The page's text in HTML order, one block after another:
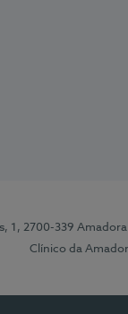
1, 2700-339 Amadora
Clínico da